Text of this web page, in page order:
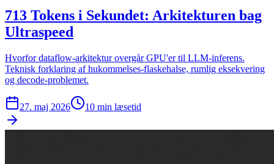
713 Tokens i Sekundet: Arkitekturen bag
Ultraspeed
Hvorfor dataflow-arkitektur overgår GPU'er til LLM-inferens.
Teknisk forklaring af hukommelses-flaskehalse, rumlig eksekvering
og decode-problemet.
27. maj 2026 10 min læsetid